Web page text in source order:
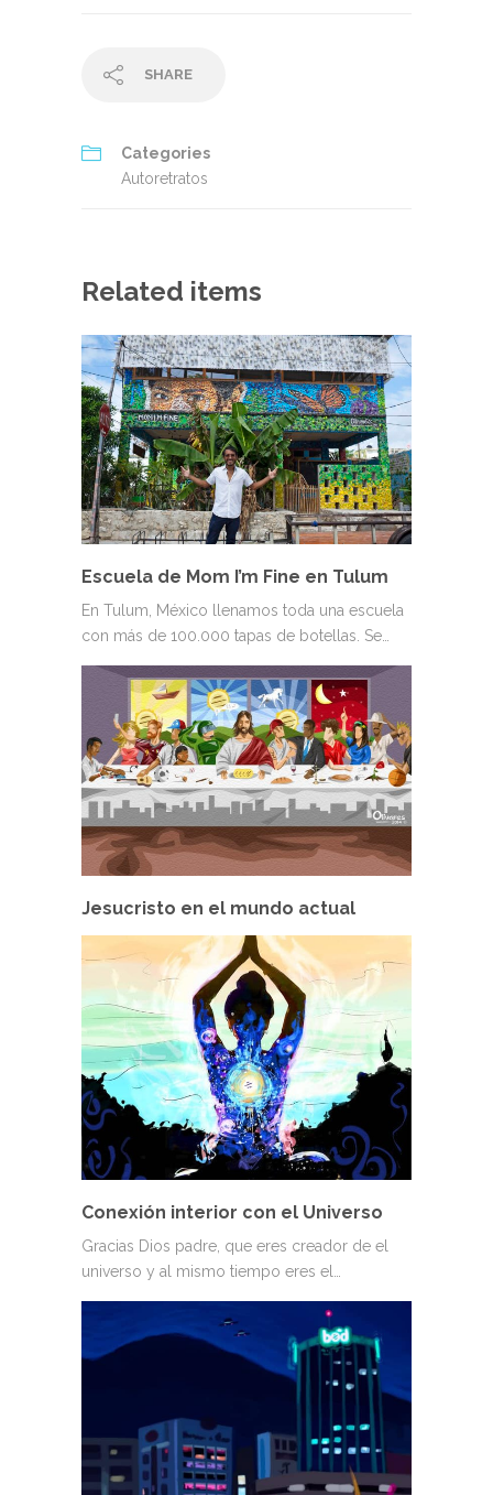
SHARE
Categories
Autoretratos
Related items
Escuela de Mom I’m Fine en Tulum
En Tulum, México llenamos toda una escuela
con más de 100.000 tapas de botellas. Se…
Jesucristo en el mundo actual
Conexión interior con el Universo
Gracias Dios padre, que eres creador de el
universo y al mismo tiempo eres el…